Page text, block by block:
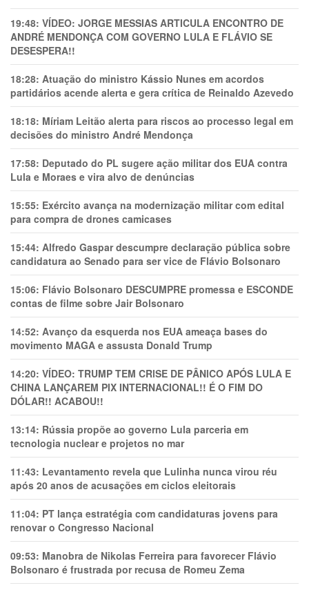
19:48: VÍDEO: JORGE MESSIAS ARTICULA ENCONTRO DE
ANDRÉ MENDONÇA COM GOVERNO LULA E FLÁVIO SE
DESESPERA!!
18:28: Atuação do ministro Kássio Nunes em acordos
partidários acende alerta e gera crítica de Reinaldo Azevedo
18:18: Míriam Leitão alerta para riscos ao processo legal em
decisões do ministro André Mendonça
17:58: Deputado do PL sugere ação militar dos EUA contra
Lula e Moraes e vira alvo de denúncias
15:55: Exército avança na modernização militar com edital
para compra de drones camicases
15:44: Alfredo Gaspar descumpre declaração pública sobre
candidatura ao Senado para ser vice de Flávio Bolsonaro
15:06: Flávio Bolsonaro DESCUMPRE promessa e ESCONDE
contas de filme sobre Jair Bolsonaro
14:52: Avanço da esquerda nos EUA ameaça bases do
movimento MAGA e assusta Donald Trump
14:20: VÍDEO: TRUMP TEM CRlSE DE PÂNlCO APÓS LULA E
CHINA LANÇAREM PIX INTERNACIONAL!! É O FIM DO
DÓLAR!! ACABOU!!
13:14: Rússia propõe ao governo Lula parceria em
tecnologia nuclear e projetos no mar
11:43: Levantamento revela que Lulinha nunca virou réu
após 20 anos de acusações em ciclos eleitorais
11:04: PT lança estratégia com candidaturas jovens para
renovar o Congresso Nacional
09:53: Manobra de Nikolas Ferreira para favorecer Flávio
Bolsonaro é frustrada por recusa de Romeu Zema